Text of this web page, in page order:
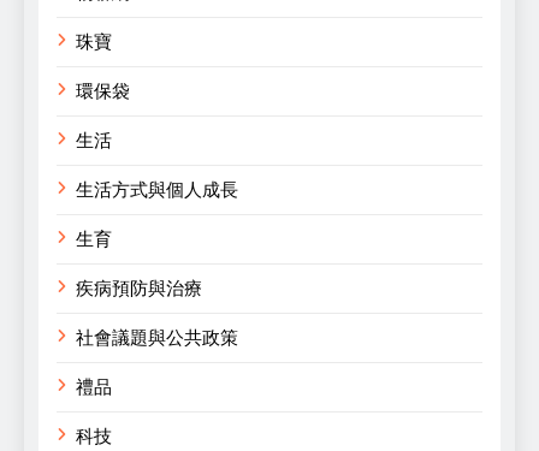
珠寶
環保袋
生活
生活方式與個人成長
生育
疾病預防與治療
社會議題與公共政策
禮品
科技